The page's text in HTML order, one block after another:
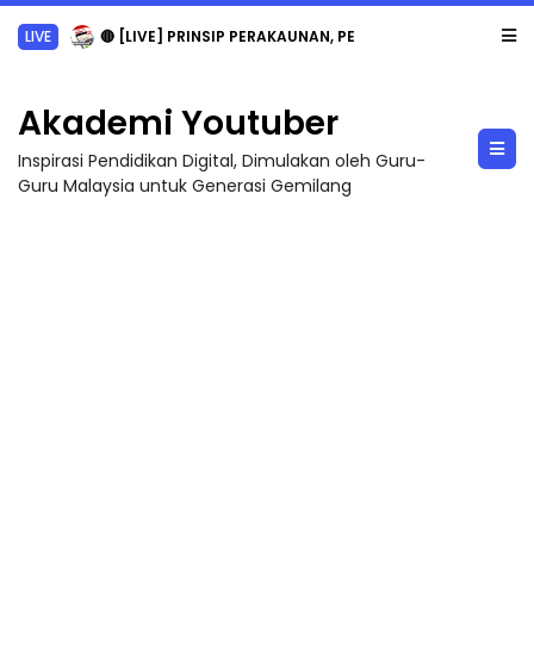
LIVE 🔴 [LIVE] PRINSIP PERAKAUNAN, PECUT SKOR SOALAN 1 TRIAL OLEH CIKGU WAN...
Akademi Youtuber
Inspirasi Pendidikan Digital, Dimulakan oleh Guru-
Guru Malaysia untuk Generasi Gemilang